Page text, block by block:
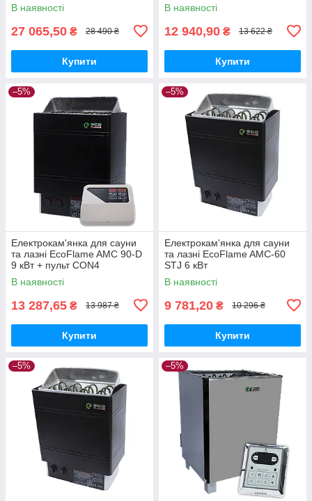
В наявності
27 065,50 ₴ 28 490 ₴
Купити
В наявності
12 940,90 ₴ 13 622 ₴
Купити
–5%
Електрокам'янка для сауни
та лазні EcoFlame AMC 90-D
9 кВт + пульт CON4
В наявності
13 287,65 ₴ 13 987 ₴
Купити
–5%
Електрокам'янка для сауни
та лазні EcoFlame AMC-60
STJ 6 кВт
В наявності
9 781,20 ₴ 10 296 ₴
Купити
–5% –5%